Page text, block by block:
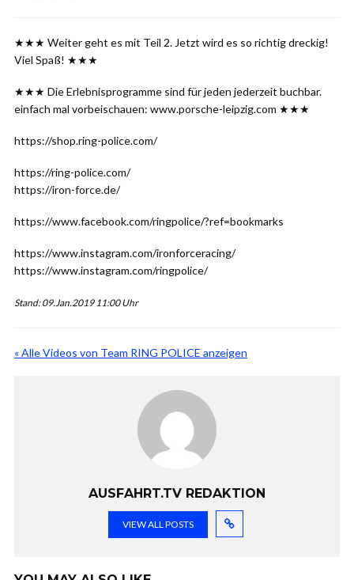
★★★ Weiter geht es mit Teil 2. Jetzt wird es so richtig dreckig!
Viel Spaß! ★★★
★★★ Die Erlebnisprogramme sind für jeden jederzeit buchbar.
einfach mal vorbeischauen: www.porsche-leipzig.com ★★★
https://shop.ring-police.com/
https://ring-police.com/
https://iron-force.de/
https://www.facebook.com/ringpolice/?ref=bookmarks
https://www.instagram.com/ironforceracing/
https://www.instagram.com/ringpolice/
Stand: 09.Jan.2019 11:00 Uhr
« Alle Videos von Team RING POLICE anzeigen
AUSFAHRT.TV REDAKTION
VIEW ALL POSTS